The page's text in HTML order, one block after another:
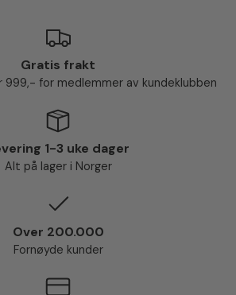
Gratis frakt
999,- for medlemmer av kundeklubben
1-3 uke dager
Alt på lager i Norger
Over 200.000
Fornøyde kunder